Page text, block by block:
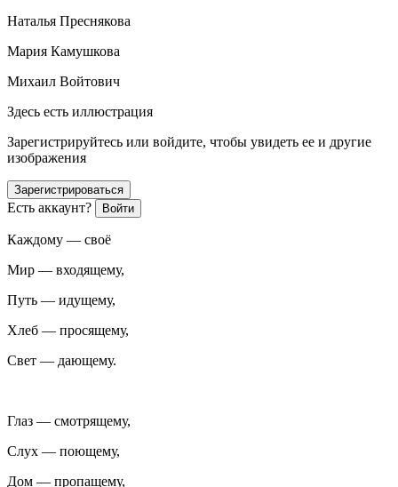
Наталья Преснякова
Мария Камушкова
Михаил Войтович
Здесь есть иллюстрация
Зарегистрируйтесь или войдите, чтобы увидеть ее и другие
изображения
Зарегистрироваться
Есть аккаунт? Войти
Каждому — своё
Мир — входящему,
Путь — идущему,
Хлеб — просящему,
Свет — дающему.
Глаз — смотрящему,
Слух — поющему,
Дом — пропащему,